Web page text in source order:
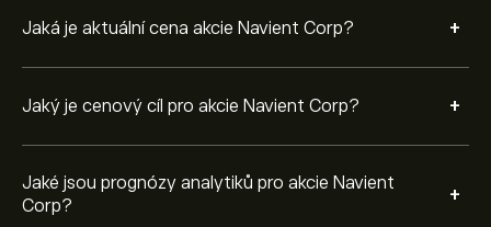
Jaká je aktuální cena akcie Navient Corp? +
Jaký je cenový cíl pro akcie Navient Corp? +
Jaké jsou prognózy analytiků pro akcie Navient
Corp?
+